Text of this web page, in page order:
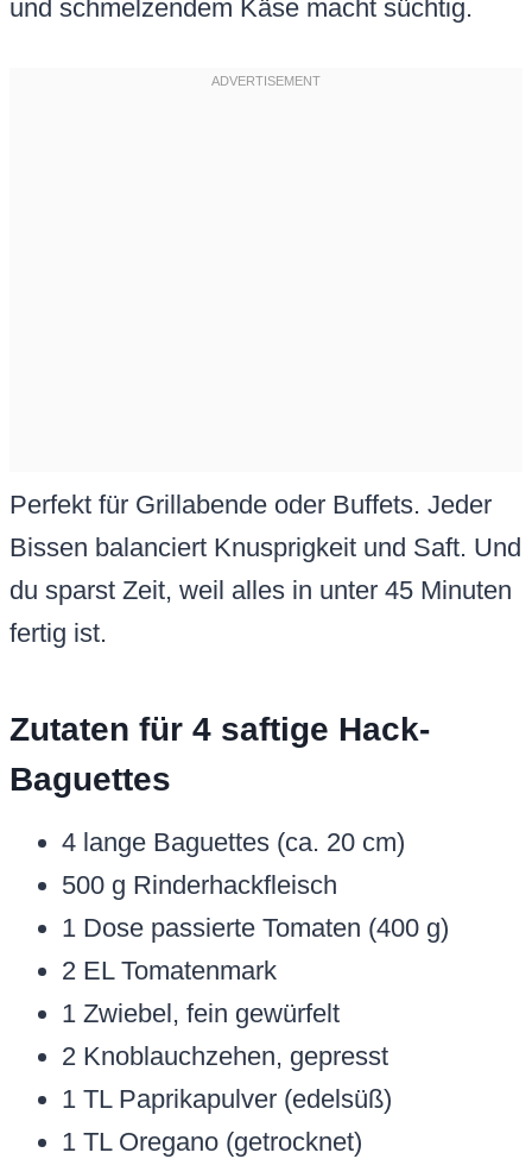
und schmelzendem Käse macht süchtig.
Perfekt für Grillabende oder Buffets. Jeder
Bissen balanciert Knusprigkeit und Saft. Und
du sparst Zeit, weil alles in unter 45 Minuten
fertig ist.
Zutaten für 4 saftige Hack-
Baguettes
4 lange Baguettes (ca. 20 cm)
500 g Rinderhackfleisch
1 Dose passierte Tomaten (400 g)
2 EL Tomatenmark
1 Zwiebel, fein gewürfelt
2 Knoblauchzehen, gepresst
1 TL Paprikapulver (edelsüß)
1 TL Oregano (getrocknet)